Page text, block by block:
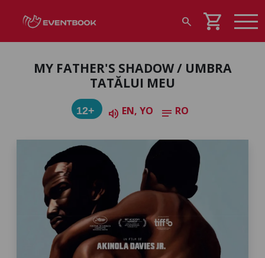
search shopping_cart
MY FATHER'S SHADOW / UMBRA
TATĂLUI MEU
12+ volume_up EN, YO notes RO